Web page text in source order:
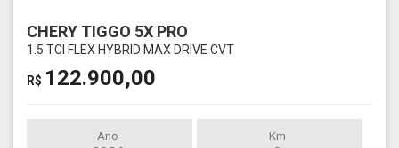
CHERY TIGGO 5X PRO
1.5 TCI FLEX HYBRID MAX DRIVE CVT
R$ 122.900,00
Ano Km